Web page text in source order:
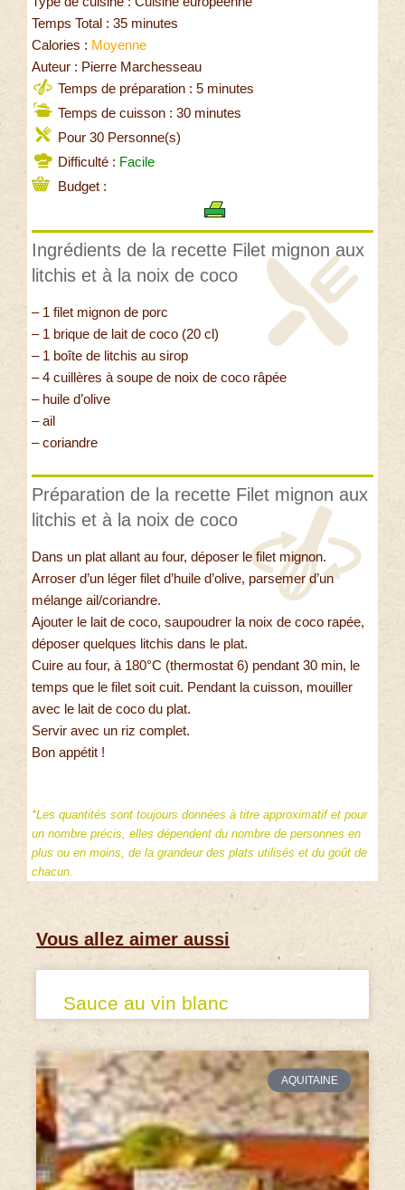
Temps Total : 35 minutes
Calories : Moyenne
Auteur : Pierre Marchesseau
Temps de préparation : 5 minutes
Temps de cuisson : 30 minutes
Pour 30 Personne(s)
Difficulté : Facile
Budget :
Ingrédients de la recette Filet mignon aux
litchis et à la noix de coco
– 1 filet mignon de porc
– 1 brique de lait de coco (20 cl)
– 1 boîte de litchis au sirop
– 4 cuillères à soupe de noix de coco râpée
– huile d’olive
– ail
– coriandre
Préparation de la recette Filet mignon aux
litchis et à la noix de coco
Dans un plat allant au four, déposer le filet mignon.
Arroser d’un léger filet d’huile d’olive, parsemer d’un
mélange ail/coriandre.
Ajouter le lait de coco, saupoudrer la noix de coco rapée,
déposer quelques litchis dans le plat.
Cuire au four, à 180°C (thermostat 6) pendant 30 min, le
temps que le filet soit cuit. Pendant la cuisson, mouiller
avec le lait de coco du plat.
Servir avec un riz complet.
Bon appétit !
*Les quantités sont toujours données à titre approximatif et pour
un nombre précis, elles dépendent du nombre de personnes en
plus ou en moins, de la grandeur des plats utilisés et du goût de
chacun.
Vous allez aimer aussi
Sauce au vin blanc
AQUITAINE